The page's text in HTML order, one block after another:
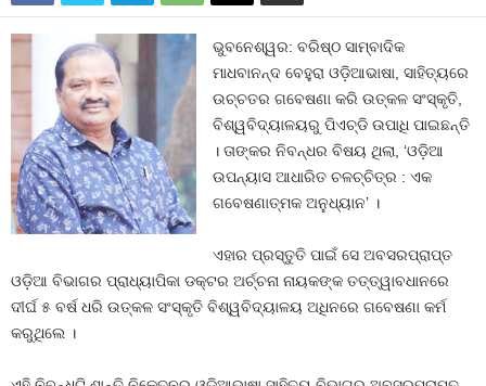
ଭୁବନେଶ୍ୱର: ବରିଷ୍ଠ ସାମ୍ବାଦିକ
ମାଧବାନନ୍ଦ ବେହୁରା ଓଡ଼ିଆଭାଷା, ସାହିତ୍ୟରେ
ଉଚ୍ଚତର ଗବେଷଣା କରି ଉତ୍କଳ ସଂସ୍କୃତି,
ବିଶ୍ୱବିଦ୍ୟାଳୟରୁ ପିଏଚ୍‌ଡି ଉପାଧି ପାଇଛନ୍ତି
। ତାଙ୍କର ନିବନ୍ଧର ବିଷୟ ଥିଲା, ‘ଓଡ଼ିଆ
ଉପନ୍ୟାସ ଆଧାରିତ ଚଳଚ୍ଚିତ୍ର : ଏକ
ଗବେଷଣାତ୍ମକ ଅନୁଧ୍ୟାନ’ ।
ଏହାର ପ୍ରସ୍ତୁତି ପାଇଁ ସେ ଅବସରପ୍ରାପ୍ତ
ଓଡ଼ିଆ ବିଭାଗର ପ୍ରାଧ୍ୟାପିକା ଡକ୍ଟର ଅର୍ଚ୍ଚନା ନାୟକଙ୍କ ତତ୍ତ୍ୱାବଧାନରେ
ଦୀର୍ଘ ୫ ବର୍ଷ ଧରି ଉତ୍କଳ ସଂସ୍କୃତି ବିଶ୍ୱବିଦ୍ୟାଳୟ ଅଧିନରେ ଗବେଷଣା କର୍ମ
କରୁଥିଲେ ।